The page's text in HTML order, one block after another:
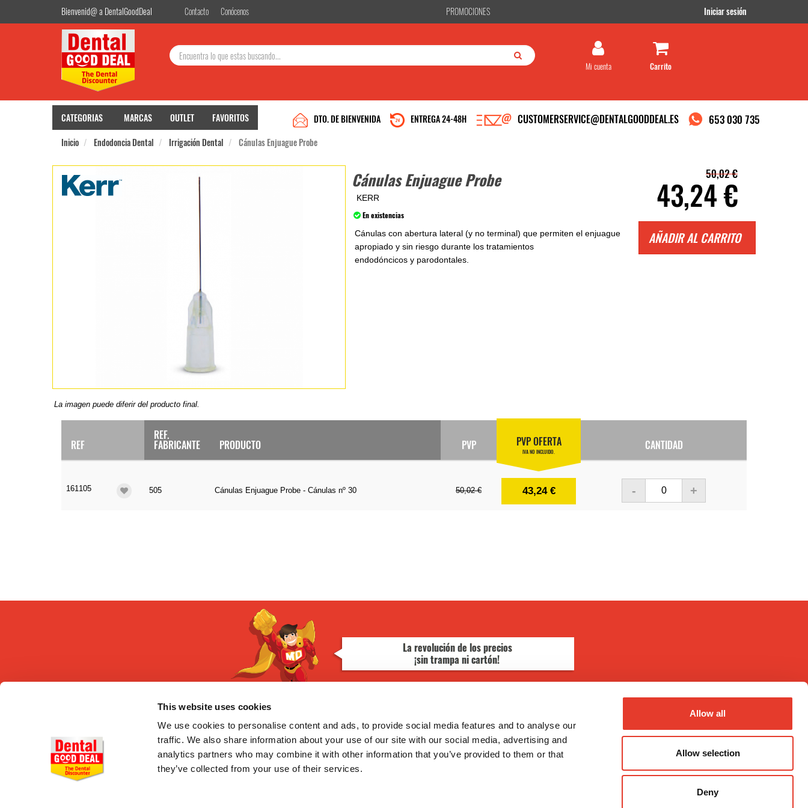
This website uses cookies
We use cookies to personalise content and ads, to provide social media features and to analyse our
traffic. We also share information about your use of our site with our social media, advertising and
analytics partners who may combine it with other information that you’ve provided to them or that
they’ve collected from your use of their services.
Allow all
Allow selection
Deny
Bienvenid@ a DentalGoodDeal Contacto Conócenos PROMOCIONES
Iniciar sesión
Mi cuenta
CATEGORIAS MARCAS OUTLET FAVORITOS 653 030 735
CUSTOMERSERVICE@DENTALGOODDEAL.ES
ENTREGA 24-48H
DTO. DE BIENVENIDA
Inicio
Endodoncia Dental Irrigación Dental Cánulas Enjuague Probe
Cánulas Enjuague Probe
KERR
En existencias
La imagen puede diferir del producto final.
Cánulas con abertura lateral (y no terminal) que permiten el enjuague
apropiado y sin riesgo durante los tratamientos
endodóncicos y parodontales.
50,02 €
43,24 €
AÑADIR AL CARRITO
REF
REF.
FABRICANTE PRODUCTO PVP PVP OFERTA
IVA NO INCLUIDO. CANTIDAD
161105 505 Cánulas Enjuague Probe - Cánulas nº 30 50,02 € 43,24 € - +
CONÓCENOS
Quiénes somos
Entrega en 24-48h
Pago seguro
¿TE AYUDAMOS?
Contacto
Mis pedidos
Devolver Productos
GoodNews